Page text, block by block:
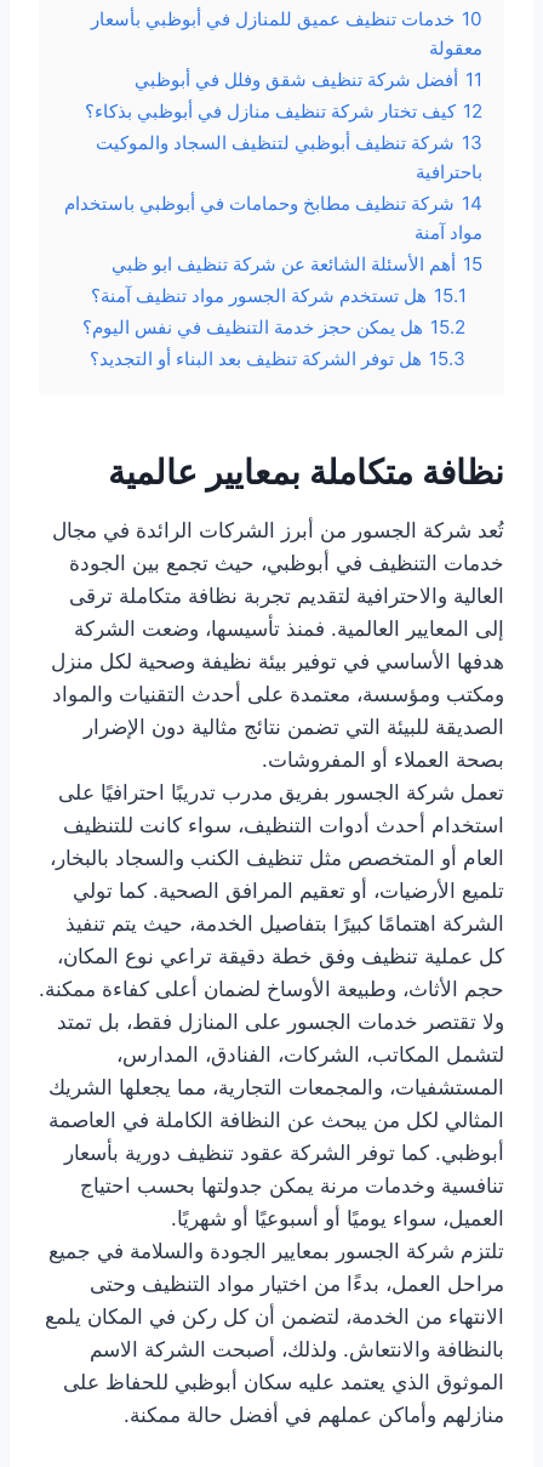
10 خدمات تنظيف عميق للمنازل في أبوظبي بأسعار
معقولة
11 أفضل شركة تنظيف شقق وفلل في أبوظبي
12 كيف تختار شركة تنظيف منازل في أبوظبي بذكاء؟
13 شركة تنظيف أبوظبي لتنظيف السجاد والموكيت
باحترافية
14 شركة تنظيف مطابخ وحمامات في أبوظبي باستخدام
مواد آمنة
15 أهم الأسئلة الشائعة عن شركة تنظيف ابو ظبي
15.1 هل تستخدم شركة الجسور مواد تنظيف آمنة؟
15.2 هل يمكن حجز خدمة التنظيف في نفس اليوم؟
15.3 هل توفر الشركة تنظيف بعد البناء أو التجديد؟
نظافة متكاملة بمعايير عالمية
تُعد شركة الجسور من أبرز الشركات الرائدة في مجال
خدمات التنظيف في أبوظبي، حيث تجمع بين الجودة
العالية والاحترافية لتقديم تجربة نظافة متكاملة ترقى
إلى المعايير العالمية. فمنذ تأسيسها، وضعت الشركة
هدفها الأساسي في توفير بيئة نظيفة وصحية لكل منزل
ومكتب ومؤسسة، معتمدة على أحدث التقنيات والمواد
الصديقة للبيئة التي تضمن نتائج مثالية دون الإضرار
بصحة العملاء أو المفروشات.
تعمل شركة الجسور بفريق مدرب تدريبًا احترافيًا على
استخدام أحدث أدوات التنظيف، سواء كانت للتنظيف
العام أو المتخصص مثل تنظيف الكنب والسجاد بالبخار،
تلميع الأرضيات، أو تعقيم المرافق الصحية. كما تولي
الشركة اهتمامًا كبيرًا بتفاصيل الخدمة، حيث يتم تنفيذ
كل عملية تنظيف وفق خطة دقيقة تراعي نوع المكان،
حجم الأثاث، وطبيعة الأوساخ لضمان أعلى كفاءة ممكنة.
ولا تقتصر خدمات الجسور على المنازل فقط، بل تمتد
لتشمل المكاتب، الشركات، الفنادق، المدارس،
المستشفيات، والمجمعات التجارية، مما يجعلها الشريك
المثالي لكل من يبحث عن النظافة الكاملة في العاصمة
أبوظبي. كما توفر الشركة عقود تنظيف دورية بأسعار
تنافسية وخدمات مرنة يمكن جدولتها بحسب احتياج
العميل، سواء يوميًا أو أسبوعيًا أو شهريًا.
تلتزم شركة الجسور بمعايير الجودة والسلامة في جميع
مراحل العمل، بدءًا من اختيار مواد التنظيف وحتى
الانتهاء من الخدمة، لتضمن أن كل ركن في المكان يلمع
بالنظافة والانتعاش. ولذلك، أصبحت الشركة الاسم
الموثوق الذي يعتمد عليه سكان أبوظبي للحفاظ على
منازلهم وأماكن عملهم في أفضل حالة ممكنة.